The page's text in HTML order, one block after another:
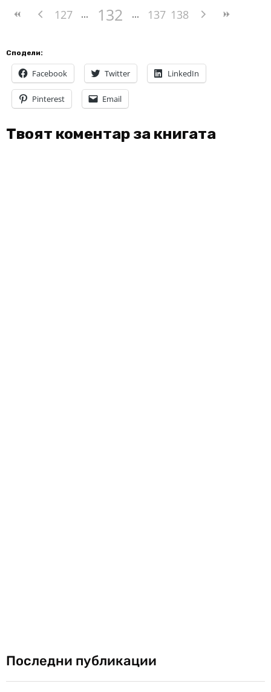
127 132 137 138
Сподели:
Facebook Twitter LinkedIn
Pinterest Email
Твоят коментар за книгата
Последни публикации